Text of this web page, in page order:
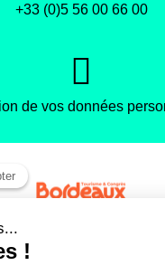
+33 (0)5 56 00 66 00
de vos données